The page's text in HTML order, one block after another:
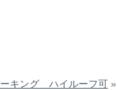
ング ハイルーフ可 »